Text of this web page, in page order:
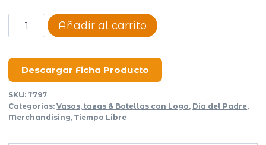
Mug
térmico
cantidad
Añadir al carrito
Descargar Ficha Producto
SKU:T797
Categorías:Vasos, tazas & Botellas con Logo, Día del Padre,
Merchandising,Tiempo Libre